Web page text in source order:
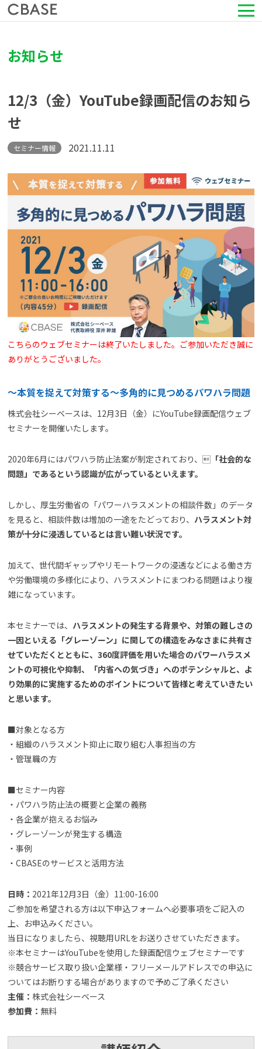
導入事例
セミナー情報
HRコラム
お知らせ
会社情報
よくある質問
資料請求(無料) お見積もり依頼
お知らせ
12/3（金）YouTube録画配信のお知ら
せ
セミナー情報 2021.11.11
こちらのウェブセミナーは終了いたしました。ご参加いただき誠に
ありがとうございました。
～本質を捉えて対策する〜多角的に見つめるパワハラ問題
株式会社シーベースは、12月3日（金）にYouTube録画配信ウェブ
セミナーを開催いたします。
2020年6月にはパワハラ防止法案が制定されており、 「社会的な
問題」であるという認識が広がっているといえます。
しかし、厚生労働省の「パワーハラスメントの相談件数」のデータ
を見ると、相談件数は増加の一途をたどっており、 ハラスメント対
策が十分に浸透しているとは言い難い状況です。
加えて、世代間ギャップやリモートワークの浸透などによる働き方
や労働環境の多様化により、ハラスメントにまつわる問題はより複
雑になっています。
本セミナーでは、 ハラスメントの発生する背景や、対策の難しさの
一因といえる「グレーゾーン」に関しての構造をみなさまに共有さ
せていただくとともに、360度評価を用いた場合のパワーハラスメ
ントの可視化や抑制、「内省への気づき」へのポテンシャルと、よ
り効果的に実施するためのポイントについて皆様と考えていきたい
と思います。
■対象となる方
・組織のハラスメント抑止に取り組む人事担当の方
・管理職の方
■セミナー内容
・パワハラ防止法の概要と企業の義務
・各企業が抱えるお悩み
・グレーゾーンが発生する構造
・事例
・CBASEのサービスと活用方法
日時： 2021年12月3日（金）11:00-16:00
ご参加を希望される方は以下申込フォームへ必要事項をご記入の
上、お申込みください。
当日になりましたら、視聴用URLをお送りさせていただきます。
※本セミナーはYouTubeを使用した録画配信ウェブセミナーです
※競合サービス取り扱い企業様・フリーメールアドレスでの申込に
ついてはお断りする場合がありますので予めご了承ください
主催： 株式会社シーベース
参加費： 無料